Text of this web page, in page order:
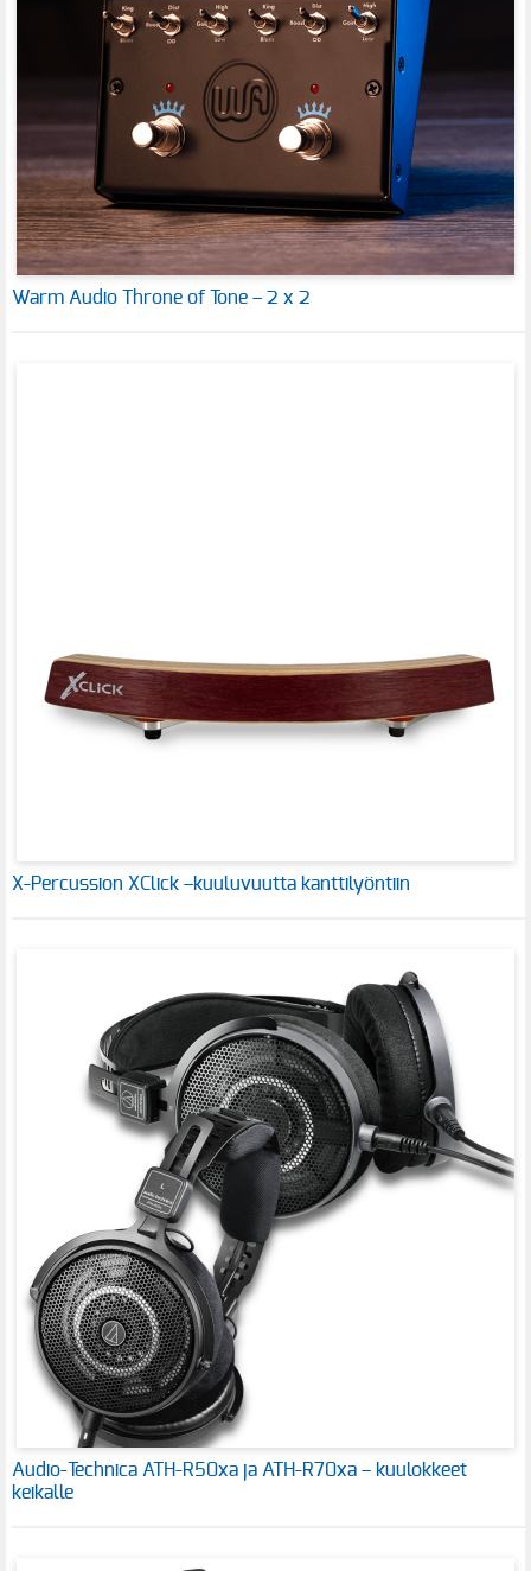
Warm Audio Throne of Tone – 2 x 2
X-Percussion XClick –kuuluvuutta kanttilyöntiin
Audio-Technica ATH-R50xa ja ATH-R70xa – kuulokkeet
keikalle